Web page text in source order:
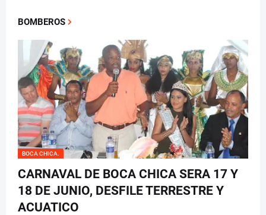
BOMBEROS
BOCA CHICA.
CARNAVAL DE BOCA CHICA SERA 17 Y
18 DE JUNIO, DESFILE TERRESTRE Y
ACUATICO